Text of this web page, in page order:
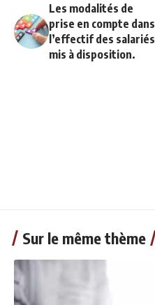
Les modalités de
prise en compte dans
l’effectif des salariés
mis à disposition.
Sur le même thème